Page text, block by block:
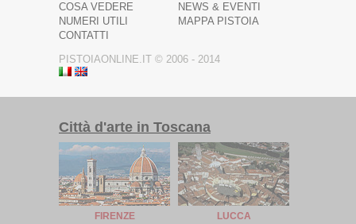
COSA VEDERE
NEWS & EVENTI
NUMERI UTILI
MAPPA PISTOIA
CONTATTI
PISTOIAONLINE.IT © 2006 - 2014
Città d'arte in Toscana
FIRENZE LUCCA